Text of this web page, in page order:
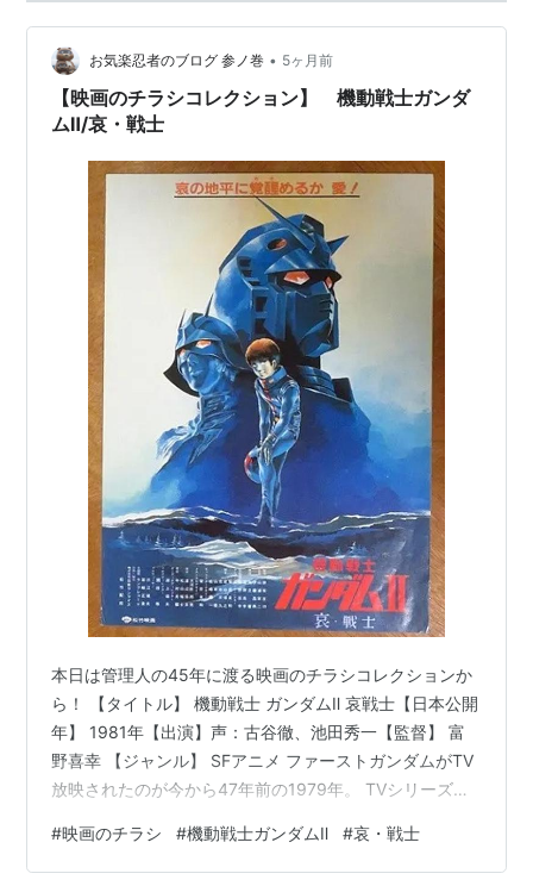
お気楽忍者のブログ 参ノ巻 • 5ヶ月前
【映画のチラシコレクション】 機動戦士ガンダ
ムⅡ/哀・戦士
本日は管理人の45年に渡る映画のチラシコレクションか
ら！ 【タイトル】 機動戦士 ガンダムⅡ 哀戦士【日本公開
年】 1981年【出演】声：古谷徹、池田秀一【監督】 富
野喜幸 【ジャンル】 SFアニメ ファーストガンダムがTV
放映されたのが今から47年前の1979年。 TVシリーズを3
戦士編」でした。 人類の大部分が宇宙に浮かぶコロニー
で生活するようになった宇宙世紀。地球から最も遠いコ
#映画のチラシ #機動戦士ガンダムⅡ #哀・戦士